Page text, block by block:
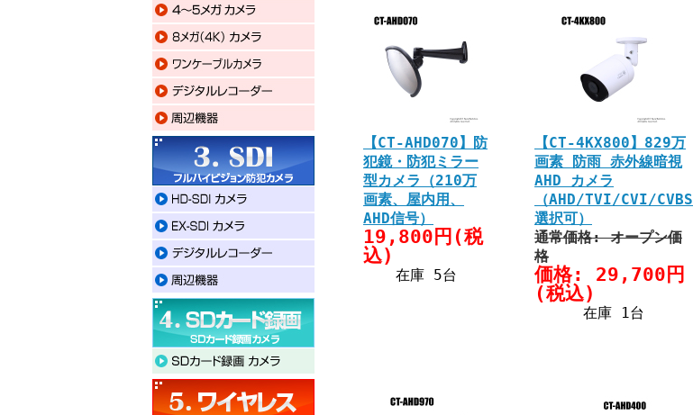
【CT-AHD070】防
犯鏡・防犯ミラー
型カメラ（210万
画素、屋内用、
AHD信号）
19,800円(税
込)
在庫 5台
【CT-4KX800】829万
画素 防雨 赤外線暗視
AHD カメラ
（AHD/TVI/CVI/CVBS
選択可）
通常価格: オープン価
格
価格: 29,700円
(税込)
在庫 1台